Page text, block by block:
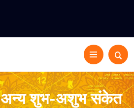
अन्य शुभ-अशुभ संकेत